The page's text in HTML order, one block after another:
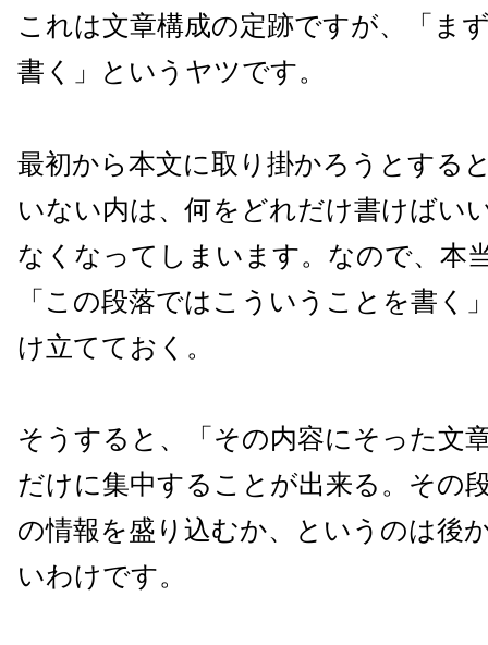
これは文章構成の定跡ですが、「ま
書く」というヤツです。
最初から本文に取り掛かろうとする
いない内は、何をどれだけ書けばい
なくなってしまいます。なので、本
「この段落ではこういうことを書く
け立てておく。
そうすると、「その内容にそった文
だけに集中することが出来る。その
の情報を盛り込むか、というのは後
いわけです。